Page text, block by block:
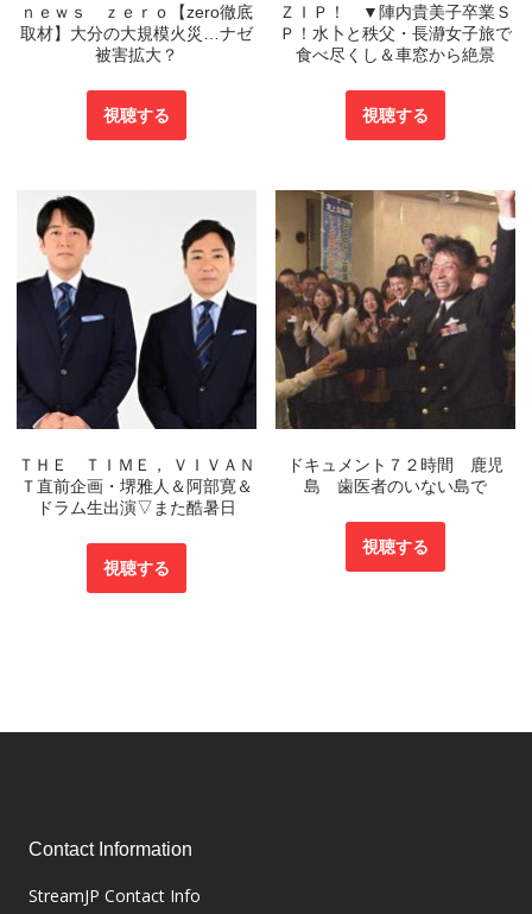
ｎｅｗｓ ｚｅｒｏ【zero徹底
取材】大分の大規模火災…ナゼ
被害拡大？
視聴する
ＺＩＰ！ ▼陣内貴美子卒業Ｓ
Ｐ！水卜と秩父・長瀞女子旅で
食べ尽くし＆車窓から絶景
視聴する
ＴＨＥ ＴＩＭＥ， ＶＩＶＡＮ
Ｔ直前企画・堺雅人＆阿部寛＆
ドラム生出演▽また酷暑日
視聴する
ドキュメント７２時間 鹿児
島 歯医者のいない島で
視聴する
Contact Information
StreamJP Contact Info